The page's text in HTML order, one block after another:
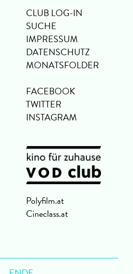
CLUB LOG-IN
SUCHE
IMPRESSUM
DATENSCHUTZ
MONATSFOLDER
FACEBOOK
TWITTER
INSTAGRAM
Polyfilm.at
Cineclass.at